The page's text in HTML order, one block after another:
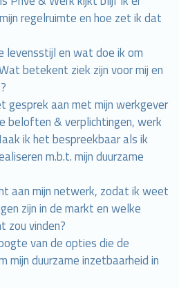
regelruimte en hoe zet ik dat
levensstijl en wat doe ik om
betekent ziek zijn voor mij en
gesprek aan met mijn werkgever
beloften & verplichtingen, werk
ik het bespreekbaar als ik
m.b.t. mijn duurzame
aan mijn netwerk, zodat ik weet
zijn in de markt en welke
zou vinden?
van de opties die de
mijn duurzame inzetbaarheid in